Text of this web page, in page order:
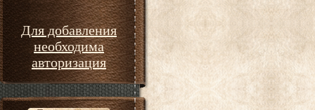
Для добавления
необходима
авторизация